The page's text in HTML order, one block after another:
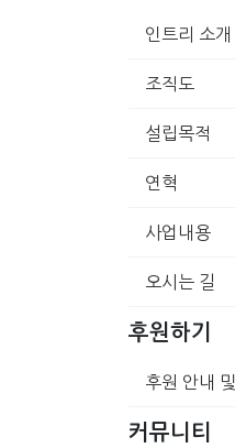
인트리 소개
조직도
설립목적
연혁
사업내용
오시는 길
후원하기
후원 안내
커뮤니티